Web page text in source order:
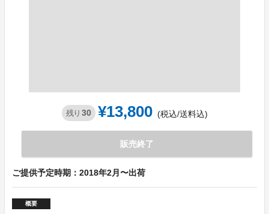
残り 30 ¥13,800 (税込/送料込)
販売終了
ご提供予定時期：2018年2月〜出荷
概要